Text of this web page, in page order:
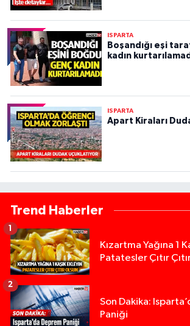
ISPARTA
Boşandığı eşi
kadın
ISPARTA
Apart Kiraları
Trend Haberler
Kızartma Yağına 1
Patatesler Çıtır
1
Son Dakika:
Paniği
2